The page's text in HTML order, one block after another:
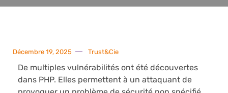
Décembre 19, 2025 Trust&Cie
De multiples vulnérabilités ont été découvertes
dans PHP. Elles permettent à un attaquant de